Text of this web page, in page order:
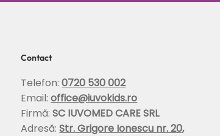
Contact
Telefon:0720 530 002
Email:office@iuvokids.ro
Firmă:SC IUVOMED CARE SRL
Adresă:Str. Grigore Ionescu nr. 20,